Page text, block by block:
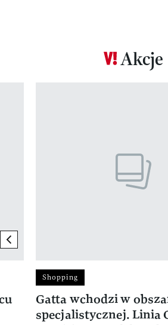
Akcje
previous element
Shopping
Gatta wchodzi w
specjalistycznej. Linia